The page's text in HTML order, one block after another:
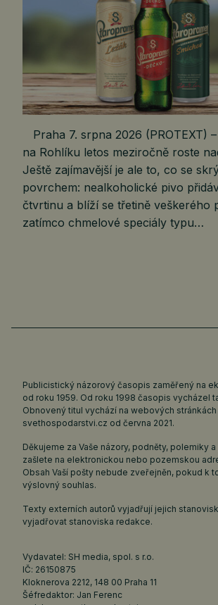
Praha 7. srpna 2026 (PROTEXT)
na Rohlíku letos meziročně roste
Ještě zajímavější je ale to, co se
povrchem: nealkoholické pivo
čtvrtinu a blíží se třetině veškerého
zatímco chmelové speciály typu…
Publicistický názorový časopis zaměřený na
od roku 1959. Od roku 1998 časopis vycházel
Obnovený titul vychází na webových stránkách
svethospodarstvi.cz od června 2021.
Děkujeme za Vaše názory, podněty, polemiky
zašlete na elektronickou nebo pozemskou
Obsah Vaší pošty nebude zveřejněn, pokud k
výslovný souhlas.
Texty externích autorů vyjadřují jejich
vyjadřovat stanoviska redakce.
Vydavatel: SH media, spol. s r.o.
IČ: 26150875
Kloknerova 2212, 148 00 Praha 11
Šéfredaktor: Jan Ferenc